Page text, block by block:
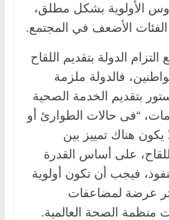
الأولوية بشكل مطلق،
الأضعف في المجتمع.
الدولة بتقديم اللقاح
فالدولة ملزمة
18 من الدستور بتقديم الخدمة الصحية
“فى حالات الطوارئ أو
يكون هناك تمييز بين
على أساس القدرة
فيجب أن تكون أولوية
عرضة لمضاعفات
الصحة العالمية.